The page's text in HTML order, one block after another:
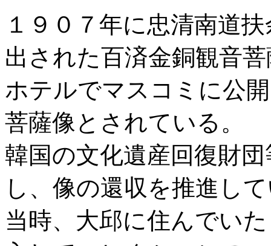
１９０７年に忠清南道
出された百済金銅観音
ホテルでマスコミに公
菩薩像とされている。
韓国の文化遺産回復財
し、像の還収を推進し
当時、大邱に住んでい